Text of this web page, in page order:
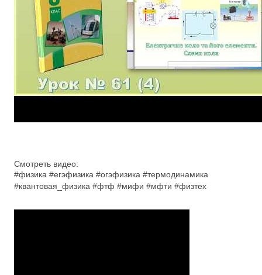
Смотреть видео:
#физика #егэфизика #огэфизика #термодинамика
#квантовая_физика #фтф #мифи #мфти #физтех